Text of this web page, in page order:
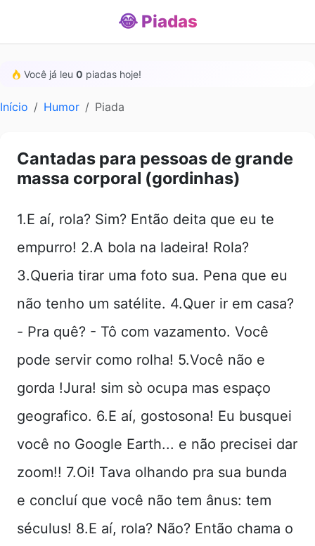
😂 Piadas
Você já leu 0 piadas hoje!
Início Humor Piada
Cantadas para pessoas de grande
massa corporal (gordinhas)
1.E aí, rola? Sim? Então deita que eu te
empurro! 2.A bola na ladeira! Rola?
3.Queria tirar uma foto sua. Pena que eu
não tenho um satélite. 4.Quer ir em casa?
- Pra quê? - Tô com vazamento. Você
pode servir como rolha! 5.Você não e
gorda !Jura! sim sò ocupa mas espaço
geografico. 6.E aí, gostosona! Eu busquei
você no Google Earth... e não precisei dar
zoom!! 7.Oi! Tava olhando pra sua bunda
e concluí que você não tem ânus: tem
séculus! 8.E aí, rola? Não? Então chama o